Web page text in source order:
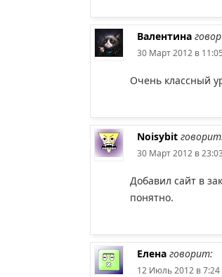
Валентина
30 Март 2012 в 11:05
Очень классный
Noisybit
30 Март 2012 в 23:03
Добавил сайт в
понятно.
Елена говорит:
12 Июль 2012 в 7:24